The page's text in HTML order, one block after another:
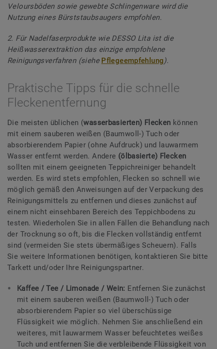
Veloursböden sowie gewebte Schlingenware wird die
Nutzung eines Bürststaubsaugers empfohlen.
2. Für Nadelfaserprodukte wie DESSO Lita ist die
Heißwasserextraktion das einzige empfohlene
Reinigungsverfahren (siehe Pflegeempfehlung).
Praktische Tipps für die schnelle
Fleckenentfernung
Die meisten üblichen (wasserbasierten) Flecken können
mit einem sauberen weißen (Baumwoll-) Tuch oder
absorbierendem Papier (ohne Aufdruck) und lauwarmem
Wasser entfernt werden. Andere (ölbasierte) Flecken
sollten mit einem geeigneten Teppichreiniger behandelt
werden. Es wird stets empfohlen, Flecken so schnell wie
möglich gemäß den Anweisungen auf der Verpackung des
Reinigungsmittels zu entfernen und dieses zunächst auf
einem nicht einsehbaren Bereich des Teppichbodens zu
testen. Wiederholen Sie in allen Fällen die Behandlung nach
der Trocknung so oft, bis die Flecken vollständig entfernt
sind (vermeiden Sie stets übermäßiges Scheuern). Falls
Sie weitere Informationen benötigen, kontaktieren Sie bitte
Tarkett und/oder Ihre Reinigungspartner.
Kaffee / Tee / Limonade / Wein: Entfernen Sie zunächst
mit einem sauberen weißen (Baumwoll-) Tuch oder
absorbierendem Papier so viel überschüssige
Flüssigkeit wie möglich. Nehmen Sie anschließend ein
weiteres, mit lauwarmem Wasser befeuchtetes weißes
Tuch und entfernen Sie die verbleibende Flüssigkeit von